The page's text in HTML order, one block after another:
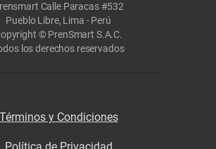
Calle Paracas #532
Pueblo Libre, Lima - Perú
© PrenSmart S.A.C.
los derechos reservados
Términos y Condiciones